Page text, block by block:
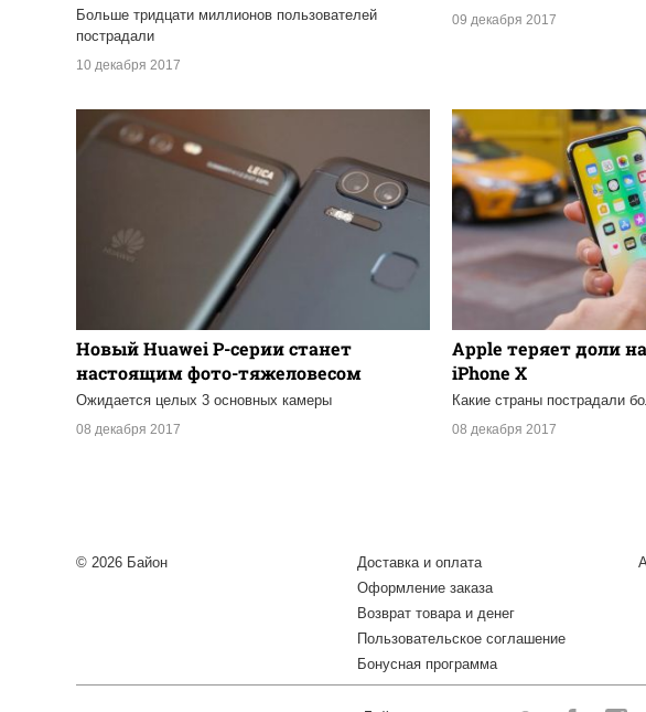
Больше тридцати миллионов пользователей
пострадали
10 декабря 2017
09 декабря 2017
Новый Huawei P-серии станет
настоящим фото-тяжеловесом
Ожидается целых 3 основных камеры
08 декабря 2017
Apple теряет доли
iPhone X
Какие страны пострадали
08 декабря 2017
© 2026 Байон
Доставка и оплата
Оформление заказа
Возврат товара и денег
Пользовательское соглашение
Бонусная программа